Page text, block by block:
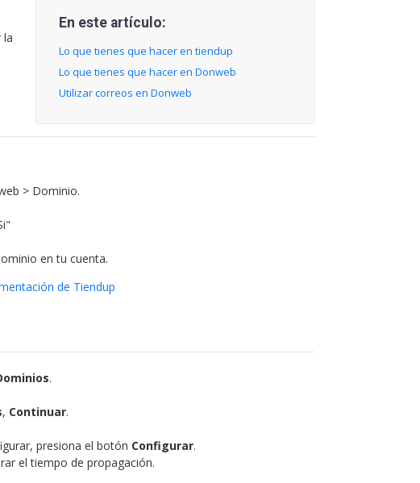
En este artículo:
Lo que tienes que hacer en tiendup
Lo que tienes que hacer en Donweb
Utilizar correos en Donweb
la
> Dominio.
en tu cuenta.
de Tiendup
.
, Continuar.
presiona el botón Configurar.
el tiempo de propagación.